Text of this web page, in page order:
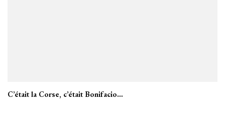
C’était la Corse, c’était Bonifacio…